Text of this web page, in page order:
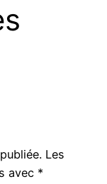
Les
avec *